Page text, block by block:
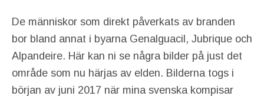
De människor som direkt påverkats av branden
bor bland annat i byarna Genalguacil, Jubrique och
Alpandeire. Här kan ni se några bilder på just det
område som nu härjas av elden. Bilderna togs i
början av juni 2017 när mina svenska kompisar